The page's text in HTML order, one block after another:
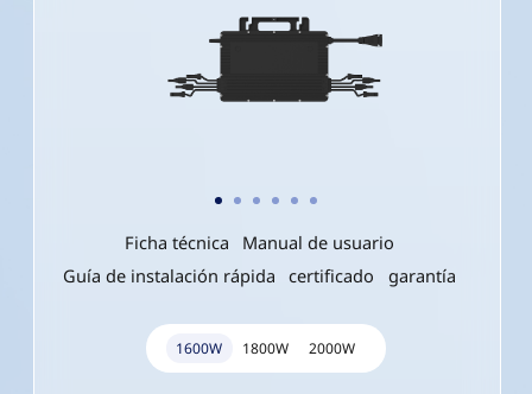
Ficha técnica
Manual de usuario
Guía de instalación rápida
certificado garantía
1600W 1800W 2000W